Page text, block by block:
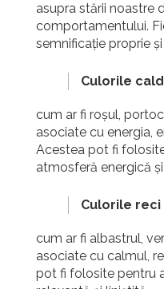
asupra stării noastre
comportamentului.
semnificație proprie
Culorile
cum ar fi roșul,
asociate cu energia,
Acestea pot fi
atmosferă energică
Culorile reci
cum ar fi albastrul,
asociate cu calmul,
pot fi folosite pentru